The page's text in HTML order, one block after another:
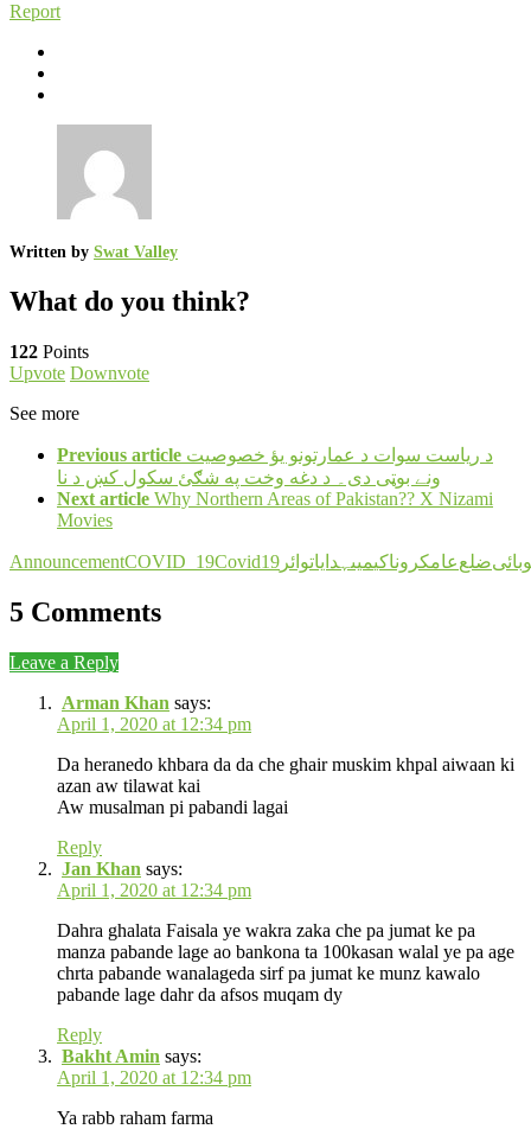
Report
Written by Swat Valley
What do you think?
122 Points
Upvote Downvote
See more
Previous article د ریاست سوات د عمارتونو یؤ خصوصیت
ونے بوټی دی۔ د دغه وخت په شګئ سکول کښ د نا
Next article Why Northern Areas of Pakistan?? X Nizami
Movies
AnnouncementCOVID_19Covid19 ﺿﻠﻊعامکروناکیمیں ہدایاتوائر
5 Comments
Leave a Reply
Arman Khan says:
April 1, 2020 at 12:34 pm
Da heranedo khbara da da che ghair muskim khpal aiwaan ki
azan aw tilawat kai
Aw musalman pi pabandi lagai
Reply
Jan Khan says:
April 1, 2020 at 12:34 pm
Dahra ghalata Faisala ye wakra zaka che pa jumat ke pa
manza pabande lage ao bankona ta 100kasan walal ye pa age
chrta pabande wanalageda sirf pa jumat ke munz kawalo
pabande lage dahr da afsos muqam dy
Reply
Bakht Amin says:
April 1, 2020 at 12:34 pm
Ya rabb raham farma